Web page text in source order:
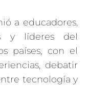
a educadores,
y líderes del
países, con el
debatir
tecnología y